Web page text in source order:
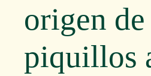
origen
piquillos